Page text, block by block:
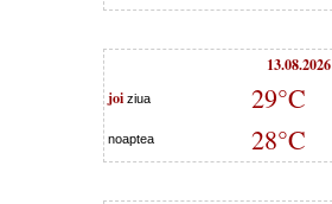
13.08.2026
joi ziua 29°C
noaptea 28°C